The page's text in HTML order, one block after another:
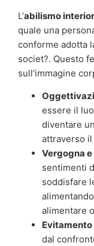
L’abilismo
quale una
conforme adotta
societ?. Questo
sull’immagine
essere il
diventare
attraverso
Vergogna
sentimenti
soddisfare
alimentare
Evitamento
dal